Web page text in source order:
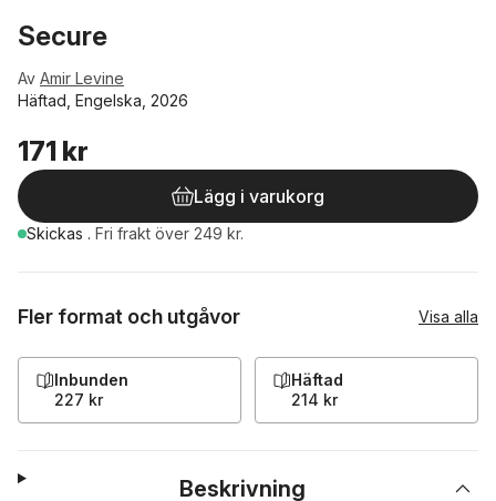
Secure
Av Amir Levine
Häftad, Engelska, 2026
171 kr
Lägg i varukorg
Skickas . Fri frakt över 249 kr.
Fler format och utgåvor Visa alla
Inbunden
227 kr
Häftad
214 kr
Beskrivning